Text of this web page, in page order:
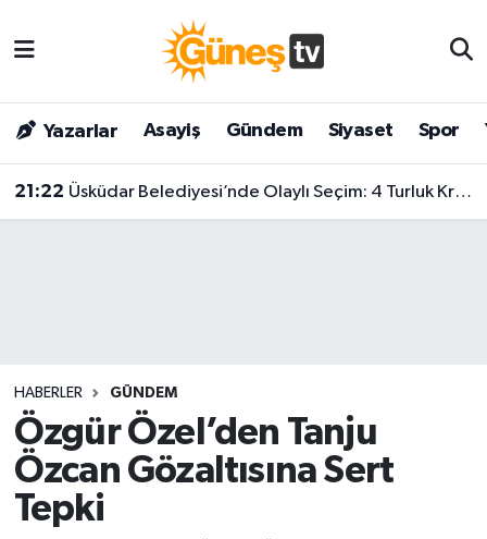
Yazarlar Asayiş Gündem Siyaset Spor
21:22 Üsküdar Belediyesi’nde Olaylı Seçim: 4 Turluk Krizin Ardından Sibel Tan Çetinkaya Kazandı!
HABERLER GÜNDEM
Özgür Özel’den Tanju
Özcan Gözaltısına Sert
Tepki
Bilim & Teknoloji
Dünya
Magazin
Siyaset
Spor
Malatya Nöbetçi Eczaneler
Malatya Hava Durumu
Malatya Namaz Vakitleri
Son Dakika Haberleri
Haber Arşivi